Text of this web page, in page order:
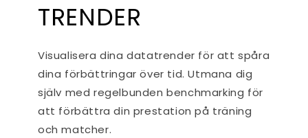
TRENDER
Visualisera dina datatrender för att spåra
dina förbättringar över tid. Utmana dig
själv med regelbunden benchmarking för
att förbättra din prestation på träning
och matcher.